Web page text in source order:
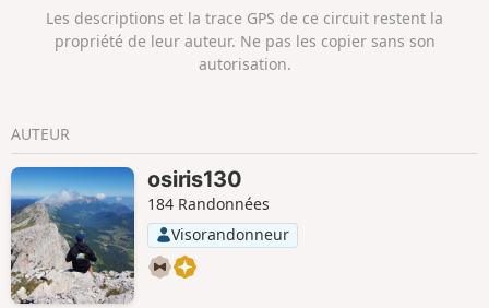
Les descriptions et la trace GPS de ce circuit restent la
propriété de leur auteur. Ne pas les copier sans son
autorisation.
AUTEUR
osiris130
184 Randonnées
Visorandonneur